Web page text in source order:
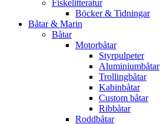
Fiskelitteratur
Böcker & Tidningar
Båtar & Marin
Båtar
Motorbåtar
Styrpulpeter
Aluminiumbåtar
Trollingbåtar
Kabinbåtar
Custom båtar
Ribbåtar
Roddbåtar